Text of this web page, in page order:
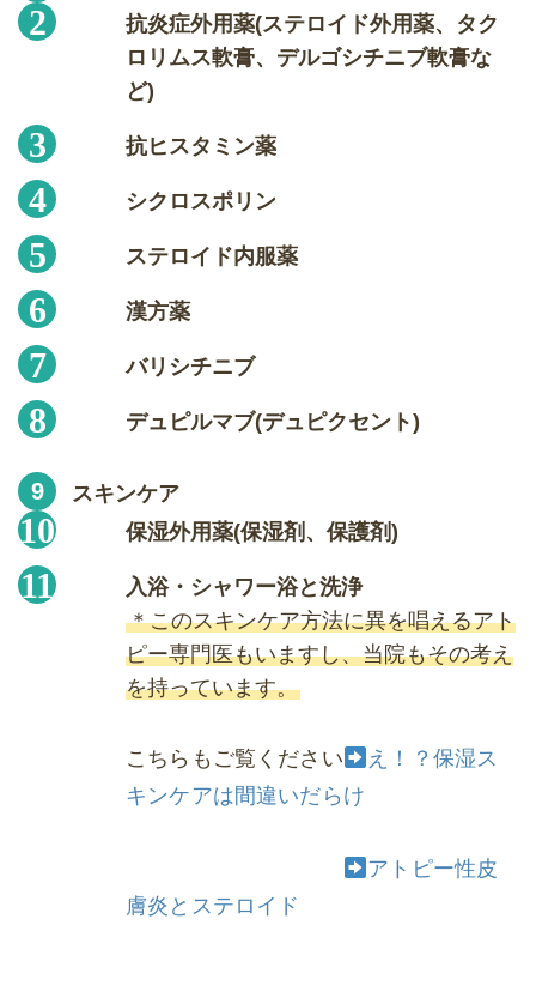
抗炎症外用薬(ステロイド外用薬、タク
ロリムス軟膏、デルゴシチニブ軟膏な
ど)
抗ヒスタミン薬
シクロスポリン
ステロイド内服薬
漢方薬
バリシチニブ
デュピルマブ(デュピクセント)
スキンケア
保湿外用薬(保湿剤、保護剤)
入浴・シャワー浴と洗浄
＊このスキンケア方法に異を唱えるアト
ピー専門医もいますし、当院もその考え
を持っています。
こちらもご覧ください
え！？保湿ス
キンケアは間違いだらけ
アトピー性皮
膚炎とステロイド